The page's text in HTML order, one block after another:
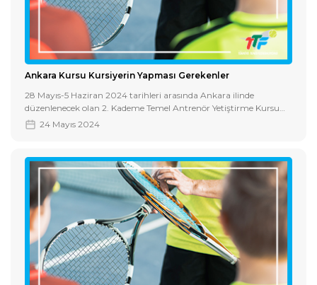
Ankara Kursu Kursiyerin Yapması Gerekenler
28 Mayıs-5 Haziran 2024 tarihleri arasında Ankara ilinde
düzenlenecek olan 2. Kademe Temel Antrenör Yetiştirme Kursu
için kursiyerin yapması gerekenler aşağıda belirtilmiştir.
24 Mayıs 2024